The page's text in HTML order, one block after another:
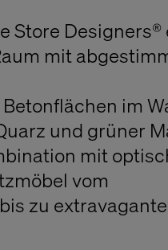
Store Designers®
mit
im
und grüner
mit
vom
zu